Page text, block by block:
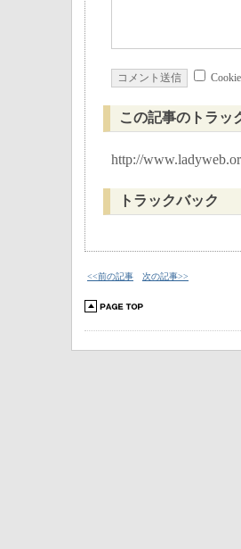
この記事のトラッ
http://
トラックバック
<<前の記事 次の記事>>